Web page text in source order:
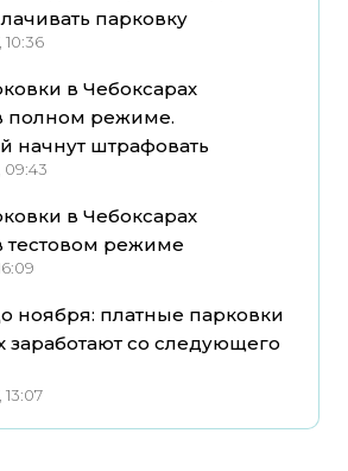
парковку
10:36
в Чебоксарах
полном режиме.
начнут штрафовать
09:43
в Чебоксарах
тестовом режиме
ноября: платные парковки
заработают со следующего
13:07